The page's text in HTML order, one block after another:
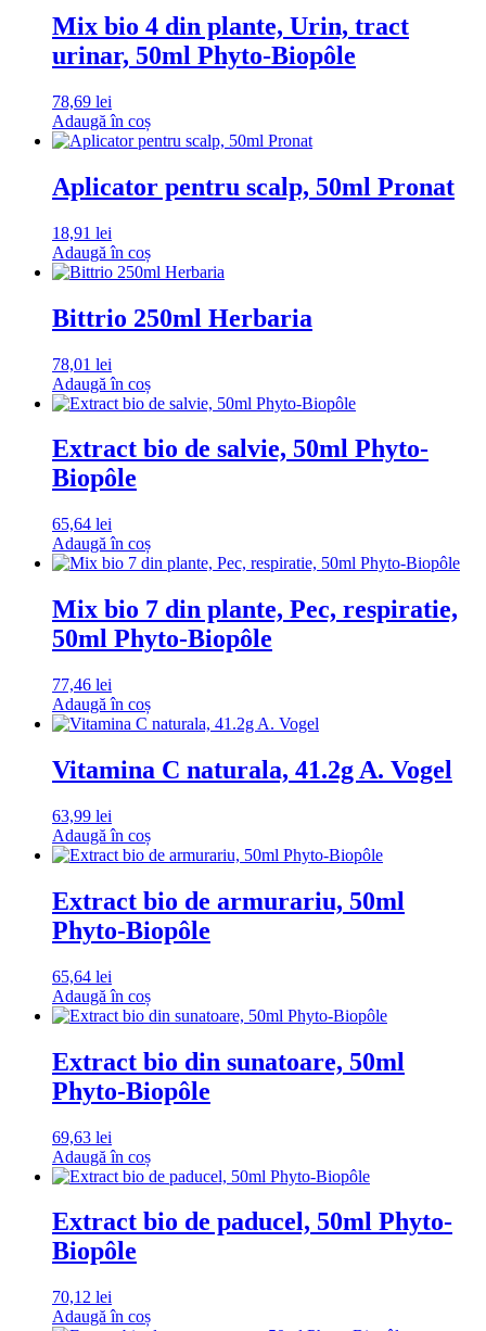
Mix bio 4 din plante, Urin, tract
urinar, 50ml Phyto-Biopôle
78,69 lei
Adaugă în coș
Aplicator pentru scalp, 50ml Pronat
18,91 lei
Adaugă în coș
Bittrio 250ml Herbaria
78,01 lei
Adaugă în coș
Extract bio de salvie, 50ml Phyto-
Biopôle
65,64 lei
Adaugă în coș
Mix bio 7 din plante, Pec, respiratie,
50ml Phyto-Biopôle
77,46 lei
Adaugă în coș
Vitamina C naturala, 41.2g A. Vogel
63,99 lei
Adaugă în coș
Extract bio de armurariu, 50ml
Phyto-Biopôle
65,64 lei
Adaugă în coș
Extract bio din sunatoare, 50ml
Phyto-Biopôle
69,63 lei
Adaugă în coș
Extract bio de paducel, 50ml Phyto-
Biopôle
70,12 lei
Adaugă în coș